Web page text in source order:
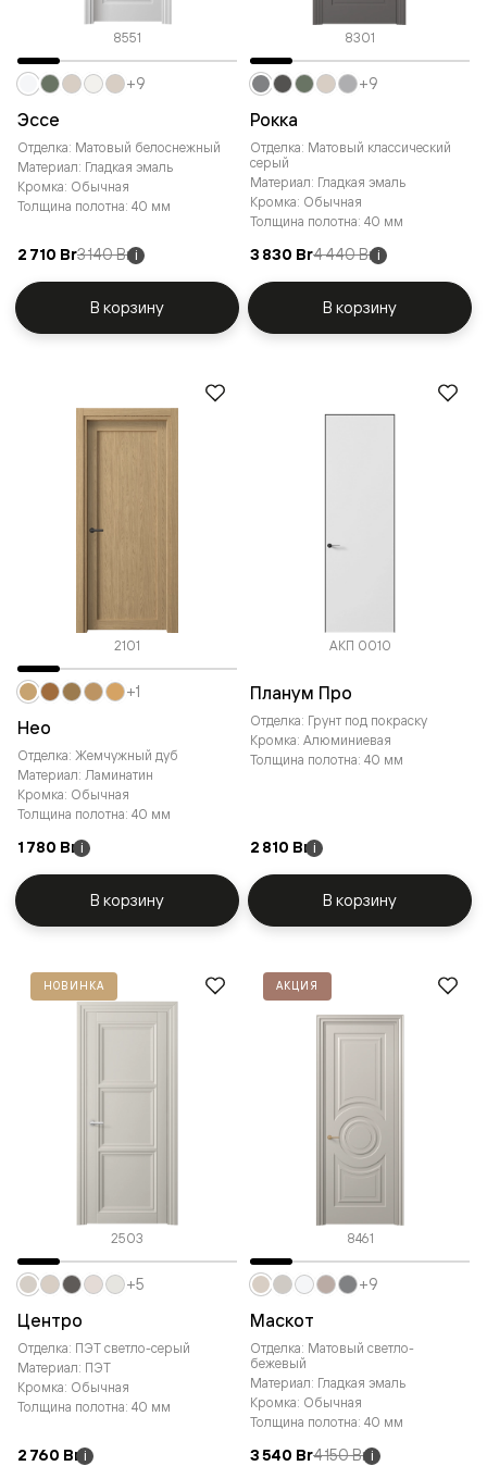
8551
Эссе
Отделка: Матовый белоснежный
Материал: Гладкая эмаль
Кромка: Обычная
Толщина полотна: 40 мм
2 710 Br3 140 Br i
+9
В корзину
8301
Рокка
Отделка: Матовый классический
серый
Материал: Гладкая эмаль
Кромка: Обычная
Толщина полотна: 40 мм
3 830 Br4 440 Br i
+9
В корзину
2101
Нео
Отделка: Жемчужный дуб
Материал: Ламинатин
Кромка: Обычная
Толщина полотна: 40 мм
1 780 Br i
+1
В корзину
АКП 0010
Планум Про
Отделка: Грунт под покраску
Кромка: Алюминиевая
Толщина полотна: 40 мм
2 810 Br i
В корзину
НОВИНКА
2503
Центро
Отделка: ПЭТ светло-серый
Материал: ПЭТ
Кромка: Обычная
Толщина полотна: 40 мм
2 760 Br i
+5
АКЦИЯ
8461
Маскот
Отделка: Матовый светло-
бежевый
Материал: Гладкая эмаль
Кромка: Обычная
Толщина полотна: 40 мм
3 540 Br4 150 Br i
+9